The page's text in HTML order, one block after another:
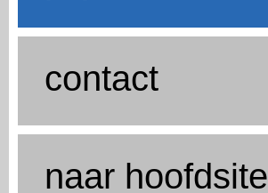
contact
naar hoofdsite